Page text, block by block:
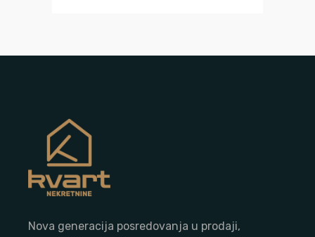
Nova generacija posredovanja u prodaji,